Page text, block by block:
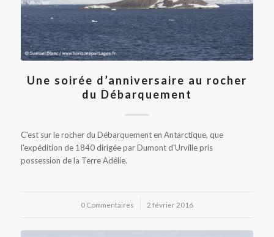
Une soirée d’anniversaire au rocher
du Débarquement
C'est sur le rocher du Débarquement en Antarctique, que
l'expédition de 1840 dirigée par Dumont d'Urville pris
possession de la Terre Adélie.
0 Commentaires
/ 2 février 2016